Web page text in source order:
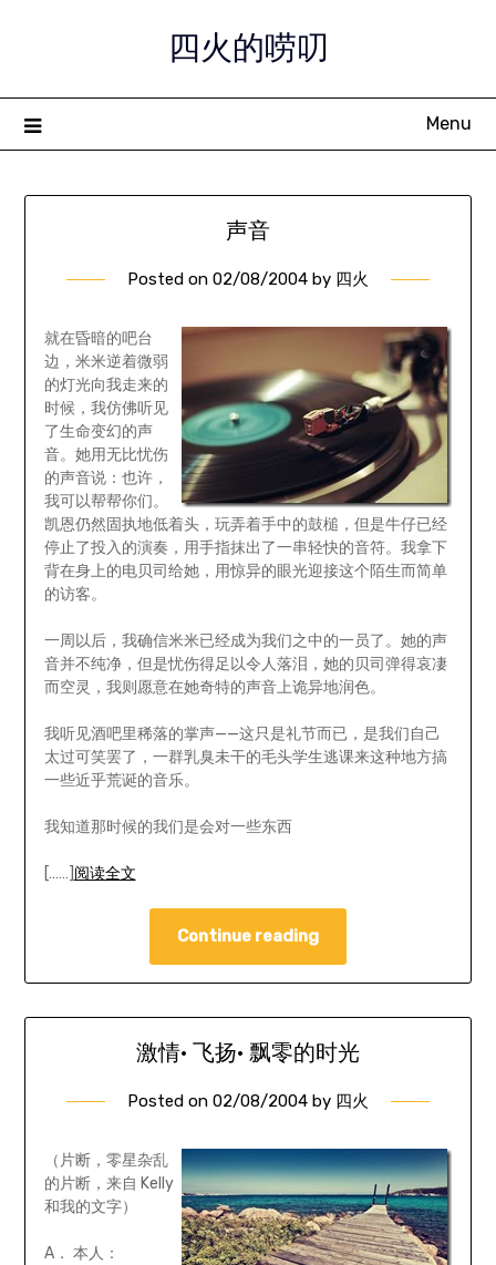
四火的唠叨
Menu
声音
Posted on 02/08/2004 by 四火
就在昏暗的吧台
边，米米逆着微弱
的灯光向我走来的
时候，我仿佛听见
了生命变幻的声
音。她用无比忧伤
的声音说：也许，
我可以帮帮你们。
凯恩仍然固执地低着头，玩弄着手中的鼓槌，但是牛仔已经
停止了投入的演奏，用手指抹出了一串轻快的音符。我拿下
背在身上的电贝司给她，用惊异的眼光迎接这个陌生而简单
的访客。
一周以后，我确信米米已经成为我们之中的一员了。她的声
音并不纯净，但是忧伤得足以令人落泪，她的贝司弹得哀凄
而空灵，我则愿意在她奇特的声音上诡异地润色。
我听见酒吧里稀落的掌声——这只是礼节而已，是我们自己
太过可笑罢了，一群乳臭未干的毛头学生逃课来这种地方搞
一些近乎荒诞的音乐。
我知道那时候的我们是会对一些东西
[……] 阅读全文
Continue reading
激情· 飞扬· 飘零的时光
Posted on 02/08/2004 by 四火
（片断，零星杂乱
的片断，来自 Kelly
和我的文字）
A． 本人：